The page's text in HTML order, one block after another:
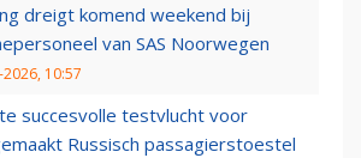
dreigt komend weekend bij
van SAS Noorwegen
10:57
succesvolle testvlucht voor
Russisch passagierstoestel